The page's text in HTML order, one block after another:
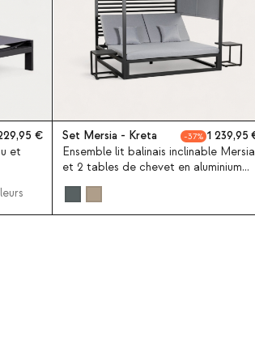
et
Set Mersia - Kreta 37
1 239,95
Ensemble lit balinais inclinable Mersia
et 2 tables de chevet en aluminium
40x40 cm par kreta Colours